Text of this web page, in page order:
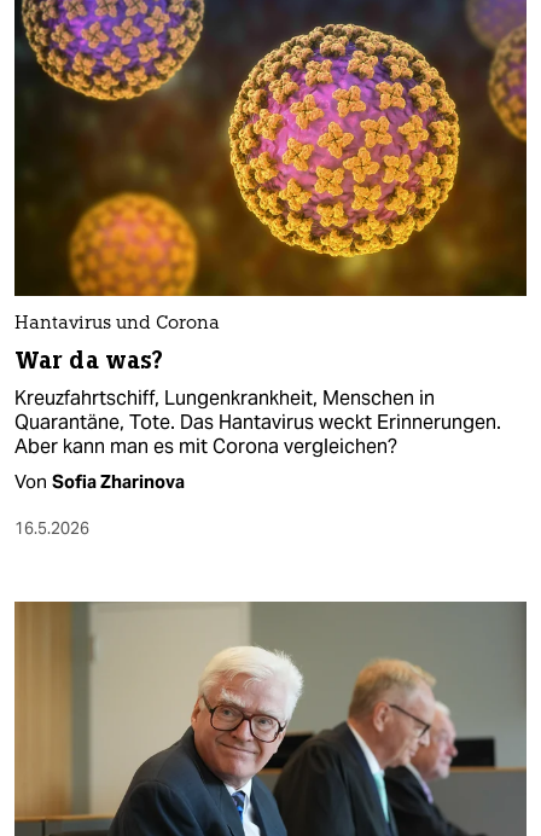
Hantavirus und Corona
War da was?
Kreuzfahrtschiff, Lungenkrankheit, Menschen in
Quarantäne, Tote. Das Hantavirus weckt Erinnerungen.
Aber kann man es mit Corona vergleichen?
Von Sofia Zharinova
16.5.2026